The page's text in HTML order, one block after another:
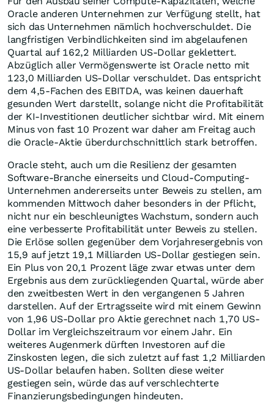
Oracle anderen Unternehmen zur Verfügung stellt, hat
sich das Unternehmen nämlich hochverschuldet. Die
langfristigen Verbindlichkeiten sind im abgelaufenen
Quartal auf 162,2 Milliarden US-Dollar geklettert.
Abzüglich aller Vermögenswerte ist Oracle netto mit
123,0 Milliarden US-Dollar verschuldet. Das entspricht
dem 4,5-Fachen des EBITDA, was keinen dauerhaft
gesunden Wert darstellt, solange nicht die Profitabilität
der KI-Investitionen deutlicher sichtbar wird. Mit einem
Minus von fast 10 Prozent war daher am Freitag auch
die Oracle-Aktie überdurchschnittlich stark betroffen.
Oracle steht, auch um die Resilienz der gesamten
Software-Branche einerseits und Cloud-Computing-
Unternehmen andererseits unter Beweis zu stellen, am
kommenden Mittwoch daher besonders in der Pflicht,
nicht nur ein beschleunigtes Wachstum, sondern auch
eine verbesserte Profitabilität unter Beweis zu stellen.
Die Erlöse sollen gegenüber dem Vorjahresergebnis von
15,9 auf jetzt 19,1 Milliarden US-Dollar gestiegen sein.
Ein Plus von 20,1 Prozent läge zwar etwas unter dem
Ergebnis aus dem zurückliegenden Quartal, würde aber
den zweitbesten Wert in den vergangenen 5 Jahren
darstellen. Auf der Ertragsseite wird mit einem Gewinn
von 1,96 US-Dollar pro Aktie gerechnet nach 1,70 US-
Dollar im Vergleichszeitraum vor einem Jahr. Ein
weiteres Augenmerk dürften Investoren auf die
Zinskosten legen, die sich zuletzt auf fast 1,2 Milliarden
US-Dollar belaufen haben. Sollten diese weiter
gestiegen sein, würde das auf verschlechterte
Finanzierungsbedingungen hindeuten.